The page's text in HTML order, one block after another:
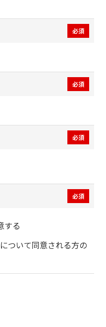
必須
必須
必須
必須
する
について同意される方の